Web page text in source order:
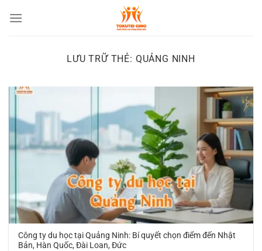
đến
LƯU TRỮ THẺ: QUẢNG NINH
Công ty du học tại Quảng Ninh: Bí quyết chọn điểm đến Nhật
Bản, Hàn Quốc, Đài Loan, Đức